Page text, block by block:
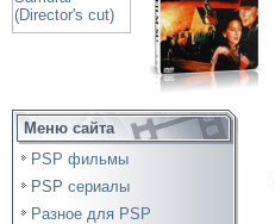
Меню сайта
PSP фильмы
PSP сериалы
Разное для PSP